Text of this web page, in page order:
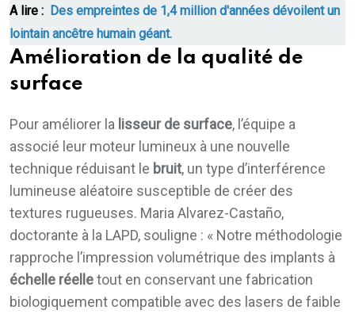
A lire : Des empreintes de 1,4 million d'années dévoilent un
lointain ancêtre humain géant.
Amélioration de la qualité de
surface
Pour améliorer la lisseur de surface, l’équipe a
associé leur moteur lumineux à une nouvelle
technique réduisant le bruit, un type d’interférence
lumineuse aléatoire susceptible de créer des
textures rugueuses. Maria Alvarez-Castaño,
doctorante à la LAPD, souligne : « Notre méthodologie
rapproche l’impression volumétrique des implants à
échelle réelletout en conservant une fabrication
biologiquement compatible avec des lasers de faible